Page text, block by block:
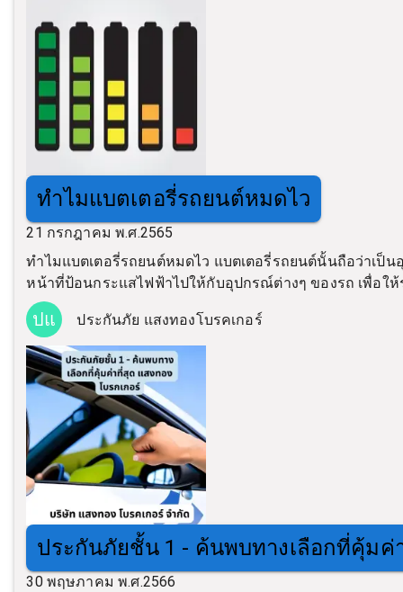
ทำไมแบตเตอรี่รถยนต์หมดไว
21 กรกฎาคม พ.ศ.2565
ทำไมแบตเตอรี่รถยนต์หมดไว แบตเตอรี่รถยนต์นั้นถือว่าเ
หน้าที่ป้อนกระแสไฟฟ้าไปให้กับอุปกรณ์ต่างๆ ของรถ เพื่อใ
ปแ ประกันภัย แสงทองโบรคเกอร์
ประกันภัยชั้น 1 - ค้นพบทางเลือกที่คุ้มค่
30 พฤษภาคม พ.ศ.2566